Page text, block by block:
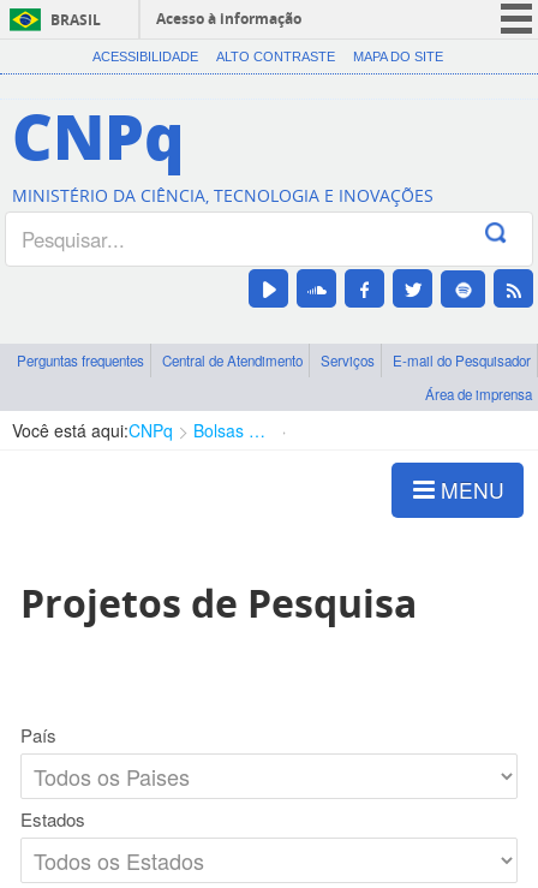
BRASIL
Acesso à informação
CORONAVÍRUS (COVID-19)
Canais
ACESSIBILIDADE ALTO CONTRASTE MAPA DO SITE
CNPq
MINISTÉRIO DA CIÊNCIA, TECNOLOGIA E INOVAÇÕES
Perguntas frequentes Central de Atendimento Serviços
E-mail do Pesquisador
Área de imprensa
Você está aqui:CNPq Bolsas e Auxílios Vigentes
MENU
Projetos de Pesquisa
País
Estados